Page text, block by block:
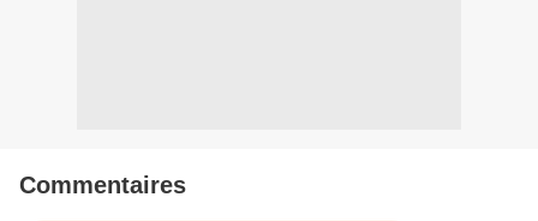
Commentaires